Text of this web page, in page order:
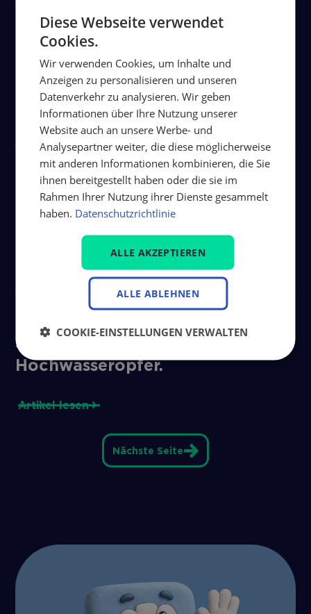
Wir machen Stadtwerke stark –
thüga solutions auf der E-world
2026 in Essen
Artikel lesen
Stadtwerke Freudenstadt mit
neuer Gesellschafterstruktur für
die Zukunft gut aufgestellt.
spendet eine Million Euro für
Hochwasseropfer.
Artikel lesen
Nächste Seite
Diese Webseite verwendet
Cookies.
Wir verwenden Cookies, um Inhalte und
Anzeigen zu personalisieren und unseren
Datenverkehr zu analysieren. Wir geben
Informationen über Ihre Nutzung unserer
Website auch an unsere Werbe- und
Analysepartner weiter, die diese möglicherweise
mit anderen Informationen kombinieren, die Sie
ihnen bereitgestellt haben oder die sie im
Rahmen Ihrer Nutzung ihrer Dienste gesammelt
haben. Datenschutzrichtlinie
ALLE AKZEPTIEREN
ALLE ABLEHNEN
COOKIE-EINSTELLUNGEN VERWALTEN